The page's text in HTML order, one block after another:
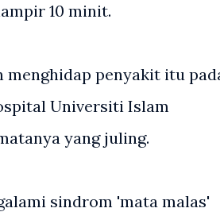
10 minit.
menghidap penyakit itu
Universiti Islam
yang juling.
sindrom 'mata malas'